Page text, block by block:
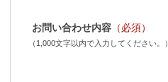
お問い合わせ内容 （必須）
（1,000文字以内で入力してください。）